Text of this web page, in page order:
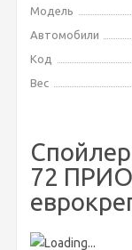
Модель
Автомобили
Код
Вес
72